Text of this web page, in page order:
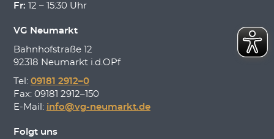
Fr: 12 – 15:30 Uhr
VG Neumarkt
Bahnhofstraße 12
92318 Neumarkt i.d.OPf
Tel: 09181 2912–0
Fax: 09181 2912–150
E-Mail: info@vg-neumarkt.de
Folgt uns